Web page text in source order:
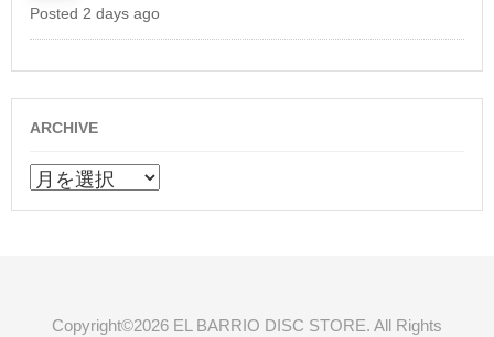
Posted 2 days ago
ARCHIVE
ARCHIVE
Copyright©2026 EL BARRIO DISC STORE. All Rights